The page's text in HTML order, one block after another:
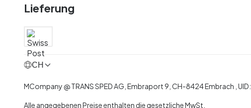
Lieferung
CH
MCompany@TRANS SPED AG, Embraport 9 CH-8424 Embrach , UID:
Alle angegebenen Preise enthalten die gesetzliche MwSt.